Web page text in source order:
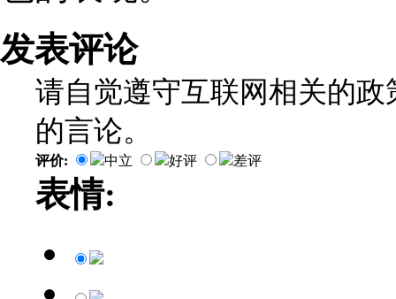
发表评论
请自觉遵守互联网相关的
的言论。
评价: 中立 好评 差评
表情: